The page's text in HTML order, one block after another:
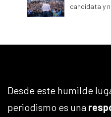
candidata y
Desde este humilde
periodismo es una